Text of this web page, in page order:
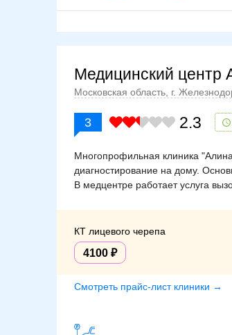
Медицинский центр
Московская область, г.
3 2.3
Многопрофильная клиника
диагностирование на дому.
В медцентре работает услуга
КТ лицевого черепа
4100
Смотреть прайс-лист клиники →